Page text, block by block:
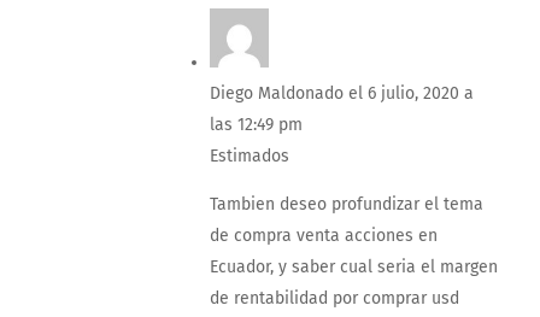
Diego Maldonado el 6 julio, 2020 a
las 12:49 pm
Estimados
Tambien deseo profundizar el tema
de compra venta acciones en
Ecuador, y saber cual seria el margen
de rentabilidad por comprar usd